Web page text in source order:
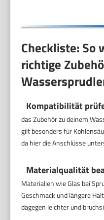
Checkliste: So
richtige
Kompatibilität
das Zubehör zu deinem
gilt besonders für
da hier die Anschlüsse
Materialqualität
Materialien wie Glas bei
Geschmack und längere
dagegen leichter und